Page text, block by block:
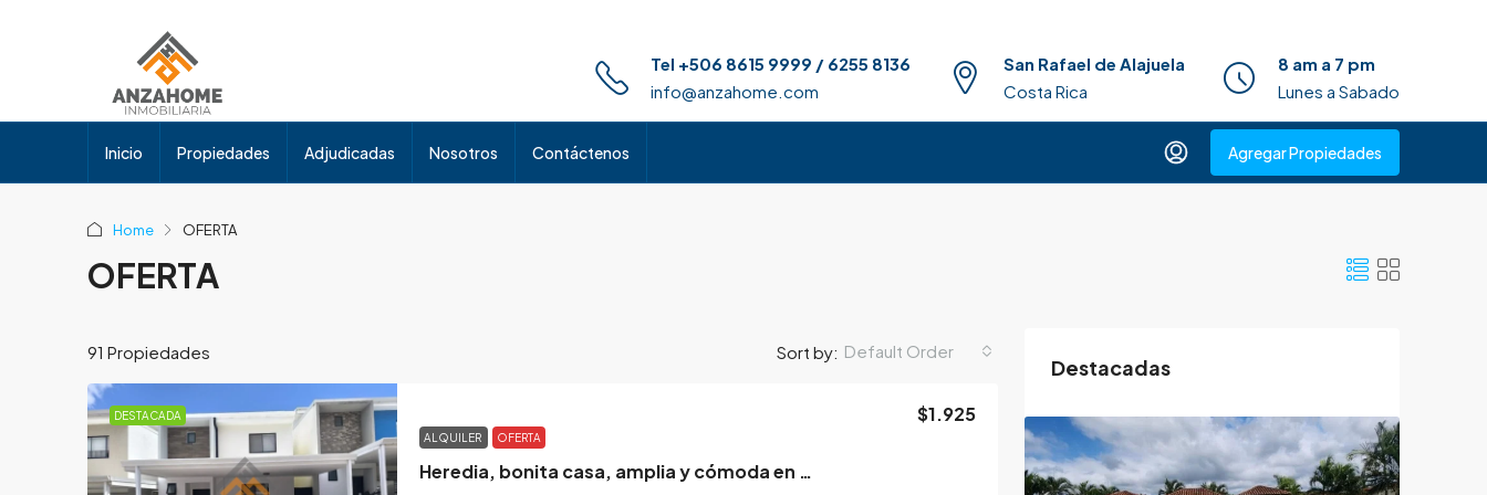
Tel +506 8615 9999 / 6255 8136
info@anzahome.com
San Rafael de Alajuela
Costa Rica
8 am a 7 pm
Lunes a Sabado
Inicio Propiedades Adjudicadas Nosotros Contáctenos Agregar Propiedades
Home OFERTA
OFERTA
91 Propiedades Sort by: Default Order
DESTACADA
ALQUILER
OFERTA
Heredia, bonita casa, amplia y cómoda en condominio.
$1.925
Destacadas